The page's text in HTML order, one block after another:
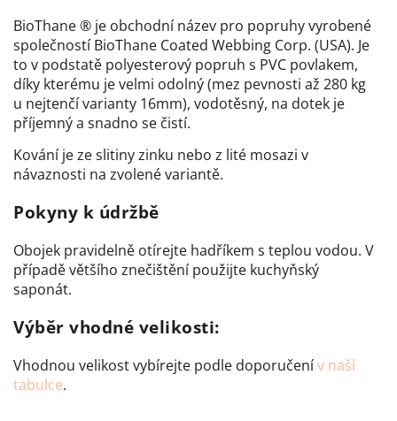
BioThane ® je obchodní název pro popruhy vyrobené
společností BioThane Coated Webbing Corp. (USA). Je
to v podstatě polyesterový popruh s PVC povlakem,
díky kterému je velmi odolný (mez pevnosti až 280 kg
u nejtenčí varianty 16mm), vodotěsný, na dotek je
příjemný a snadno se čistí.
Kování je ze slitiny zinku nebo z lité mosazi v
návaznosti na zvolené variantě.
Pokyny k údržbě
Obojek pravidelně otírejte hadříkem s teplou vodou. V
případě většího znečištění použijte kuchyňský
saponát.
Výběr vhodné velikosti:
Vhodnou velikost vybírejte podle doporučenív naší
tabulce.